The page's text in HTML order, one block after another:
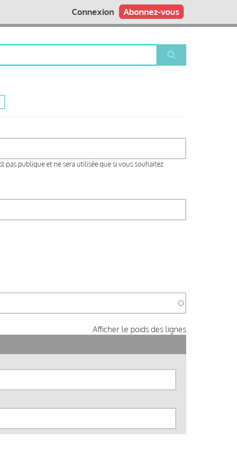
Abonnez-vous
Connexion
pas publique et ne sera utilisée que si vous souhaitez
Afficher le poids des lignes